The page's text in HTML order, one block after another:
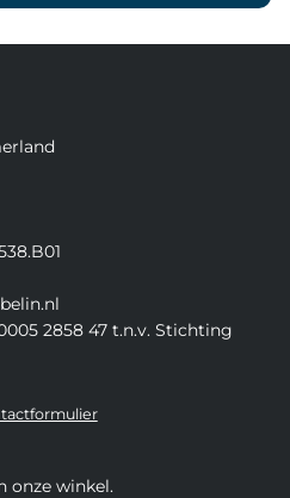
2858 47 t.n.v. Stichting
onze winkel.